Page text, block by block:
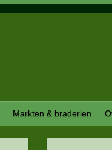
Markten & braderien